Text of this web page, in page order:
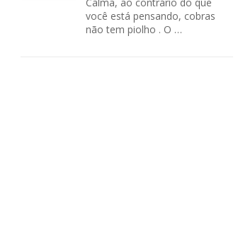
você está pensando, cobras
não tem piolho . O …